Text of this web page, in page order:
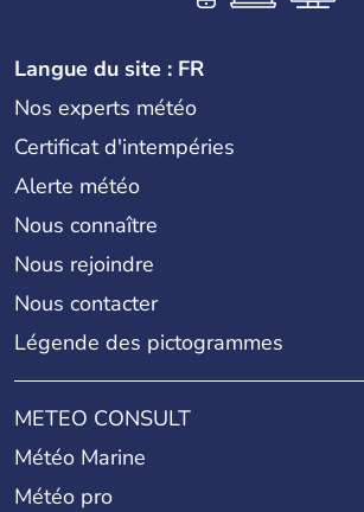
Langue du site : FR
Nos experts météo
Certificat d'intempéries
Alerte météo
Nous connaître
Nous rejoindre
Nous contacter
Légende des pictogrammes
METEO CONSULT
Météo Marine
Météo pro